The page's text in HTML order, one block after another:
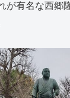
が有名な西郷